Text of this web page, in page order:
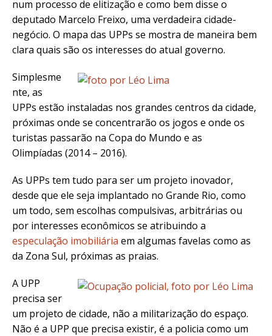
num processo de elitização e como bem disse o
deputado Marcelo Freixo, uma verdadeira cidade-
negócio. O mapa das UPPs se mostra de maneira bem
clara quais são os interesses do atual governo.
Simplesme
nte, as
UPPs estão instaladas nos grandes centros da cidade,
próximas onde se concentrarão os jogos e onde os
turistas passarão na Copa do Mundo e as
Olimpíadas (2014 – 2016).
As UPPs tem tudo para ser um projeto inovador,
desde que ele seja implantado no Grande Rio, como
um todo, sem escolhas compulsivas, arbitrárias ou
por interesses econômicos se atribuindo a
especulação imobiliária em algumas favelas como as
da Zona Sul, próximas as praias.
A UPP
precisa ser
um projeto de cidade, não a militarização do espaço.
Não é a UPP que precisa existir, é a policia como um